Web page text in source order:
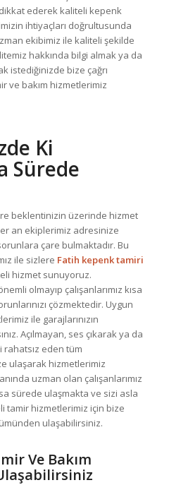
ederek kaliteli kepenk
ihtiyaçları doğrultusunda
ekibimiz ile kaliteli şekilde
hakkında bilgi almak ya da
istediğinizde bize çağrı
ve bakım hizmetlerimiz
Ki
Sürede
beklentinizin üzerinde hizmet
an ekiplerimiz adresinize
çare bulmaktadır. Bu
ile sizlere Fatih kepenk tamiri
hizmet sunuyoruz.
olmayıp çalışanlarımız kısa
çözmektedir. Uygun
ile garajlarınızın
Açılmayan, ses çıkarak ya da
rahatsız eden tüm
ulaşarak hizmetlerimiz
uzman olan çalışanlarımız
sürede ulaşmakta ve sizi asla
tamir hizmetlerimiz için bize
ulaşabilirsiniz.
Ve Bakım